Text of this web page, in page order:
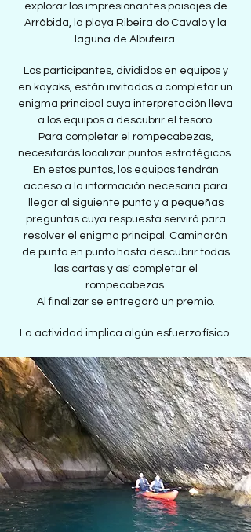
explorar los impresionantes paisajes de
Arrábida, la playa Ribeira do Cavalo y la
laguna de Albufeira.
Los participantes, divididos en equipos y
en kayaks, están invitados a completar un
enigma principal cuya interpretación lleva
a los equipos a descubrir el tesoro.
Para completar el rompecabezas,
necesitarás localizar puntos estratégicos.
En estos puntos, los equipos tendrán
acceso a la información necesaria para
llegar al siguiente punto y a pequeñas
preguntas cuya respuesta servirá para
resolver el enigma principal. Caminarán
de punto en punto hasta descubrir todas
las cartas y así completar el
rompecabezas.
Al finalizar se entregará un premio.
La actividad implica algún esfuerzo físico.